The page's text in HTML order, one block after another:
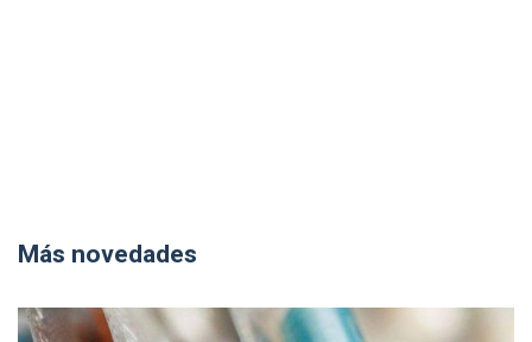
Más novedades